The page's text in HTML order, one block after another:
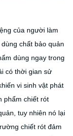
của người làm
chất bảo quản
dùng ngay trong
có thời gian sử
vi sinh vật phát
phẩm chiết rót
tuy nhiên nó lại
chiết rót đảm